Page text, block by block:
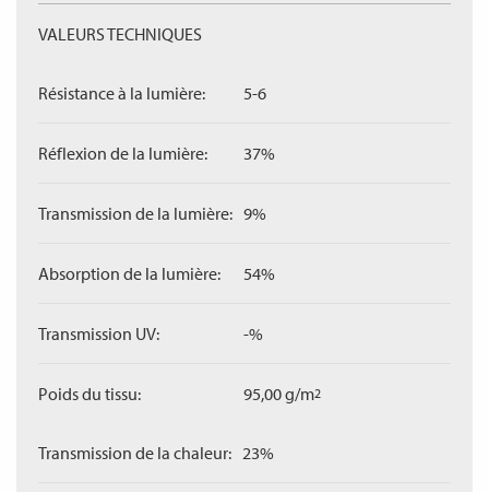
VALEURS TECHNIQUES
Résistance à la lumière: 5-6
Réflexion de la lumière: 37%
Transmission de la lumière: 9%
Absorption de la lumière: 54%
Transmission UV: -%
Poids du tissu: 95,00 g/m2
Transmission de la chaleur: 23%